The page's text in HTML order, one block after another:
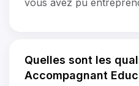
vous avez pu
Quelles sont les
Accompagnant